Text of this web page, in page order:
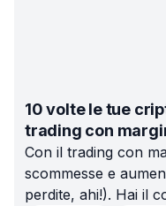
10 volte le tue
trading con
Con il trading con
scommesse e
perdite, ahi!). Hai il